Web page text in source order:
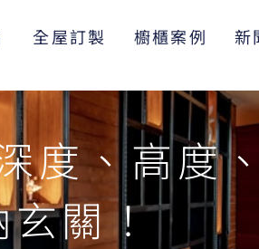
全屋訂製 櫥櫃案例 新
度、高度
玄關！